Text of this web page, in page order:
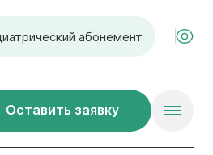
абонемент
Оставить заявку